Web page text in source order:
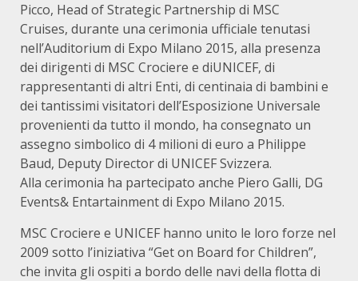
Picco, Head of Strategic Partnership di MSC
Cruises, durante una cerimonia ufficiale tenutasi
nell’Auditorium di Expo Milano 2015, alla presenza
dei dirigenti di MSC Crociere e diUNICEF, di
rappresentanti di altri Enti, di centinaia di bambini e
dei tantissimi visitatori dell’Esposizione Universale
provenienti da tutto il mondo, ha consegnato un
assegno simbolico di 4 milioni di euro a Philippe
Baud, Deputy Director di UNICEF Svizzera.
Alla cerimonia ha partecipato anche Piero Galli, DG
Events& Entartainment di Expo Milano 2015.
MSC Crociere e UNICEF hanno unito le loro forze nel
2009 sotto l’iniziativa “Get on Board for Children”,
che invita gli ospiti a bordo delle navi della flotta di